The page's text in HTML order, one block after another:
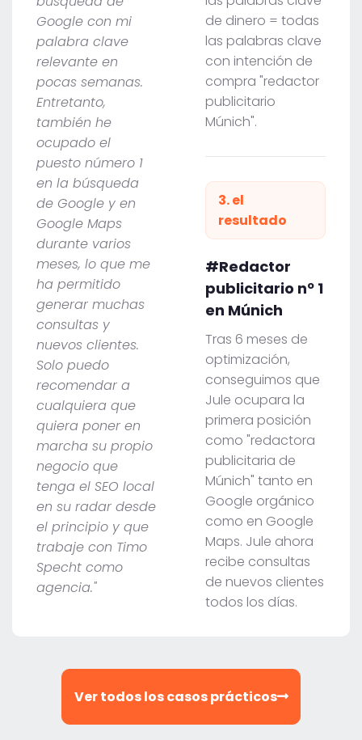
Google con mi
palabra clave
relevante en
pocas semanas.
Entretanto,
también he
ocupado el
puesto número 1
en la búsqueda
de Google y en
Google Maps
durante varios
meses, lo que me
ha permitido
generar muchas
consultas y
nuevos clientes.
Solo puedo
recomendar a
cualquiera que
quiera poner en
marcha su propio
negocio que
tenga el SEO local
en su radar desde
el principio y que
trabaje con Timo
Specht como
agencia."
de dinero = todas
las palabras clave
con intención de
compra "redactor
publicitario
Múnich".
3. el
resultado
#Redactor
publicitario nº 1
en Múnich
Tras 6 meses de
optimización,
conseguimos que
Jule ocupara la
primera posición
como "redactora
publicitaria de
Múnich" tanto en
Google orgánico
como en Google
Maps. Jule ahora
recibe consultas
de nuevos clientes
todos los días.
Ver todos los casos prácticos